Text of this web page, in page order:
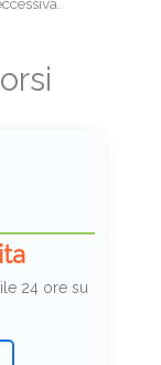
24 ore su